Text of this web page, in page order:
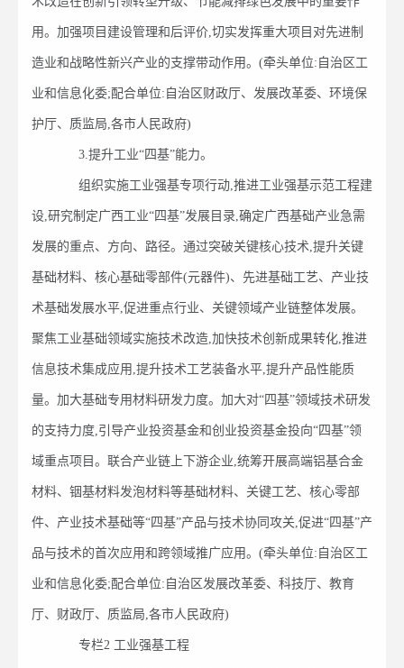
用。加强项目建设管理和后评价,切实发挥重大项目对先进制
造业和战略性新兴产业的支撑带动作用。(牵头单位:自治区工
业和信息化委;配合单位:自治区财政厅、发展改革委、环境保
护厅、质监局,各市人民政府)
3.提升工业“四基”能力。
组织实施工业强基专项行动,推进工业强基示范工程建
设,研究制定广西工业“四基”发展目录,确定广西基础产业急需
发展的重点、方向、路径。通过突破关键核心技术,提升关键
基础材料、核心基础零部件(元器件)、先进基础工艺、产业技
术基础发展水平,促进重点行业、关键领域产业链整体发展。
聚焦工业基础领域实施技术改造,加快技术创新成果转化,推进
信息技术集成应用,提升技术工艺装备水平,提升产品性能质
量。加大基础专用材料研发力度。加大对“四基”领域技术研发
的支持力度,引导产业投资基金和创业投资基金投向“四基”领
域重点项目。联合产业链上下游企业,统筹开展高端铝基合金
材料、铟基材料发泡材料等基础材料、关键工艺、核心零部
件、产业技术基础等“四基”产品与技术协同攻关,促进“四基”产
品与技术的首次应用和跨领域推广应用。(牵头单位:自治区工
业和信息化委;配合单位:自治区发展改革委、科技厅、教育
厅、财政厅、质监局,各市人民政府)
专栏2 工业强基工程